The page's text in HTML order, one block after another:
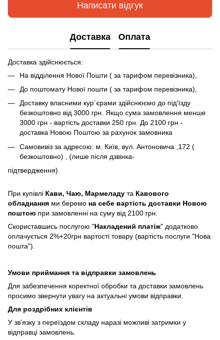
Написати відгук
Доставка Оплата
Доставка здійснюється:
На відділення Нової Пошти ( за тарифом перевізника),
До поштомату Нової пошти ( за тарифом перевізника),
Доставку власними кур`єрами здійснюємо до під'їзду
безкоштовно від 3000 грн. Якщо сума замовлення менше
3000 грн - вартість доставки 250 грн. До 2100 грн -
доставка Новою Поштою за рахунок замовника
Самовивіз за адресою: м. Київ, вул. Антоновича ,172 (
безкоштовно) , (лише після дзвінка-
підтвердження)
При купівлі Кави, Чаю, Мармеладу та Кавового
обладнання ми беремо на себе вартість доставки Новою
поштою при замовленні на суму від 2100 грн.
Скориставшись послугою "Накладений платіж" додатково
оплачується 2%+20грн вартості товару (вартість послуги "Нова
пошта").
Умови приймання та відправки замовлень
Для забезпечення коректної обробки та доставки замовлень
просимо звернути увагу на актуальні умови відправки.
Для роздрібних клієнтів
У зв’язку з переїздом складу наразі можливі затримки у
відправці замовлень.